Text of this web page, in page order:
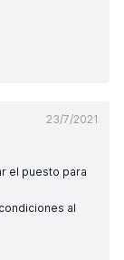
23/7/2021
el puesto para
al